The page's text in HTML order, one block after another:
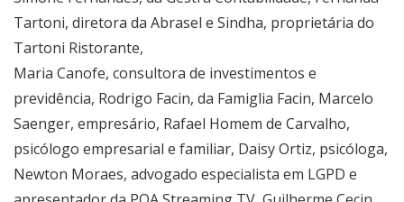
Tartoni, diretora da Abrasel e Sindha, proprietária do
Tartoni Ristorante,
Maria Canofe, consultora de investimentos e
previdência, Rodrigo Facin, da Famiglia Facin, Marcelo
Saenger, empresário, Rafael Homem de Carvalho,
psicólogo empresarial e familiar, Daisy Ortiz, psicóloga,
Newton Moraes, advogado especialista em LGPD e